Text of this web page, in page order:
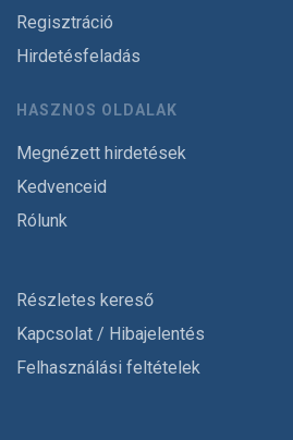
Regisztráció
Hirdetésfeladás
HASZNOS OLDALAK
Megnézett hirdetések
Kedvenceid
Rólunk
Részletes kereső
Kapcsolat / Hibajelentés
Felhasználási feltételek